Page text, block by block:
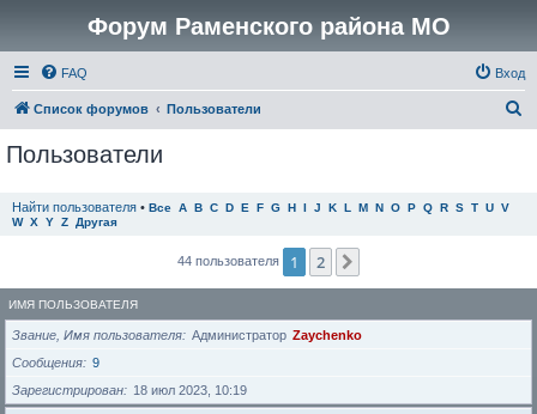
Форум Раменского района МО
FAQ Вход
Список форумов Пользователи
Пользователи
Найти пользователя • Все A B C D E F G H I J K L M N O P Q R S T U V
W X Y Z Другая
44 пользователя 1 2
ИМЯ ПОЛЬЗОВАТЕЛЯ
Звание, Имя пользователя Администратор Zaychenko
Сообщения
9
Зарегистрирован
18 июл 2023, 10:19